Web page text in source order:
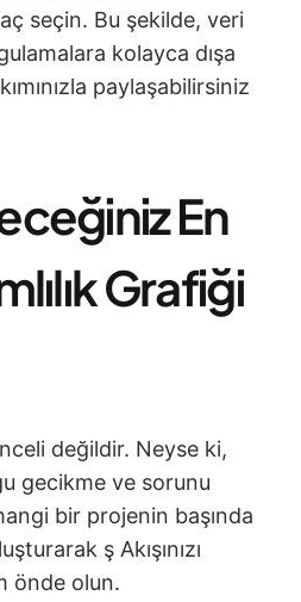
seçin. Bu şekilde, veri
kolayca dışa
paylaşabilirsiniz
En
Grafiği
değildir. Neyse ki,
gecikme ve sorunu
bir projenin başında
ş Akışınızı
önde olun.